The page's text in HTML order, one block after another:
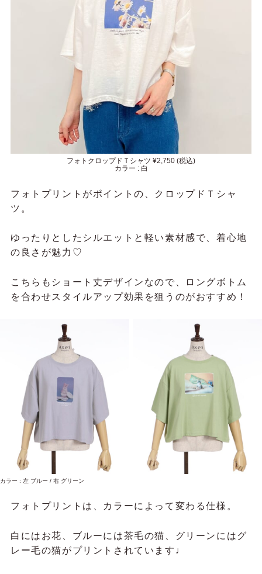
フォトクロップドＴシャツ ¥2,750 (税込)
カラー : 白
フォトプリントがポイントの、クロップドＴシャ
ツ。
ゆったりとしたシルエットと軽い素材感で、着心地
の良さが魅力♡
こちらもショート丈デザインなので、ロングボトム
を合わせスタイルアップ効果を狙うのがおすすめ！
カラー : 左 ブルー / 右 グリーン
フォトプリントは、カラーによって変わる仕様。
白にはお花、ブルーには茶毛の猫、グリーンにはグ
レー毛の猫がプリントされています♩